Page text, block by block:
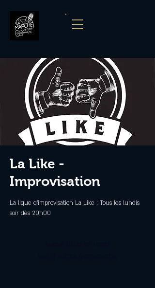
La Like -
Improvisation
La ligue d'improvisation La Like : Tous les lundis
soir dès 20h00